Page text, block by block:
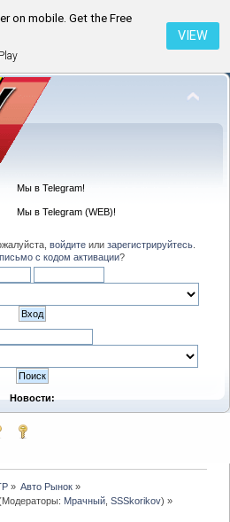
on mobile. Get the Free
VIEW
Мы в Telegram!
Мы в Telegram (WEB)!
войдитеили зарегистрируйтесь.
письмо с кодом активации?
Новости:
» Авто Рынок»
Мрачный ,SSSkorikov) »